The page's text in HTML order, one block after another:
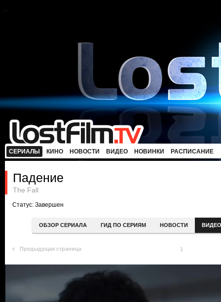
СЕРИАЛЫ КИНО НОВОСТИ ВИДЕО НОВИНКИ РАСПИСАНИЕ
Падение
The Fall
Статус: Завершен
ОБЗОР СЕРИАЛА ГИД ПО СЕРИЯМ НОВОСТИ ВИДЕО
Предыдущая страница 1